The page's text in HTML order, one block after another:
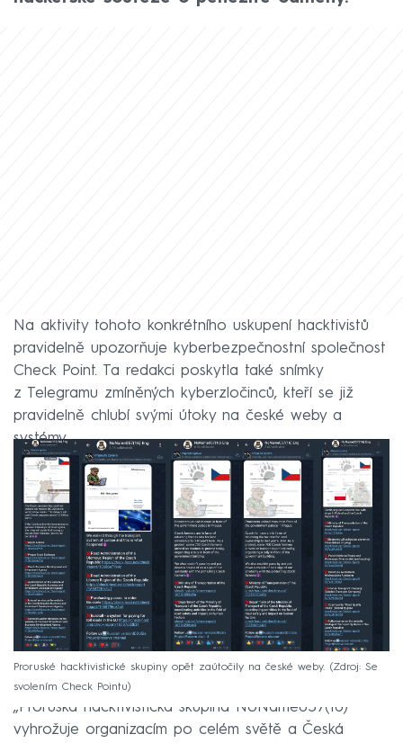
Na aktivity tohoto konkrétního uskupení hacktivistů
pravidelně upozorňuje kyberbezpečnostní společnost
Check Point. Ta redakci poskytla také snímky
z Telegramu zmíněných kyberzločinců, kteří se již
pravidelně chlubí svými útoky na české weby a
systémy.
Proruské hacktivistické skupiny opět zaútočily na české weby.
Zdroj: Se
svolením Check Pointu
„Proruská hacktivistická skupina NoName057(16)
vyhrožuje organizacím po celém světě a Česká